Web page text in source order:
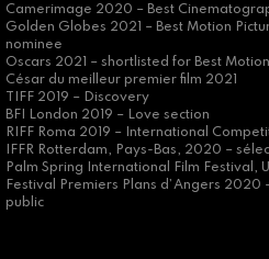
Camerimage 2020 – Best
Golden Globes 2021 – Best Motion
nominee
Oscars 2021 – shortlisted for Best
César du meilleur premier film 2021
TIFF 2019 – Discovery
BFI London 2019 – Love section
RIFF Roma 2019 – International
IFFR Rotterdam, Pays-Bas, 2020 –
Palm Spring International Film Festival,
Festival Premiers Plans d’Angers
public